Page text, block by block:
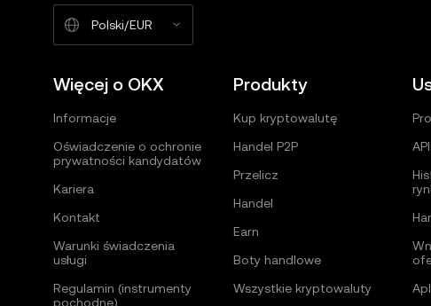
Polski/EUR
Więcej o OKX
Informacje
Oświadczenie o ochronie
prywatności kandydatów
Kariera
Kontakt
Warunki świadczenia
usługi
Regulamin (instrumenty
pochodne)
Produkty
Kup kryptowalutę
Handel P2P
Przelicz
Handel
Earn
Boty handlowe
Wszystkie kryptowaluty
API